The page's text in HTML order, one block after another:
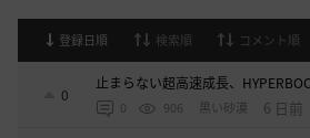
登録日順 検索順 コメント順
0
止まらない超高速成長、
0 906 黒い砂漠 6 日前